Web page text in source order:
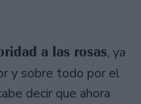
a las rosas, ya
y sobre todo por el
decir que ahora